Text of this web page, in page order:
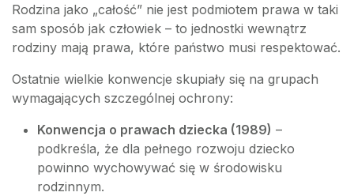
Rodzina jako „całość” nie jest podmiotem prawa w taki
sam sposób jak człowiek – to jednostki wewnątrz
rodziny mają prawa, które państwo musi respektować.
Ostatnie wielkie konwencje skupiały się na grupach
wymagających szczególnej ochrony:
Konwencja o prawach dziecka (1989) –
podkreśla, że dla pełnego rozwoju dziecko
powinno wychowywać się w środowisku
rodzinnym.